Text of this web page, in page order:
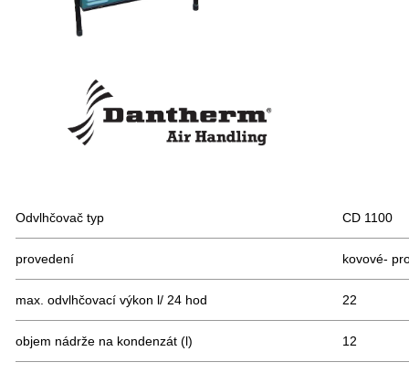
Odvlhčovač typ CD 1100
provedení kovové-
max. odvlhčovací výkon l/ 24 hod 22
objem nádrže na kondenzát (l) 12